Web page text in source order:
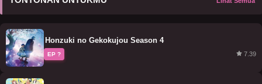
Honzuki no Gekokujou Season 4
EP ? 7.39